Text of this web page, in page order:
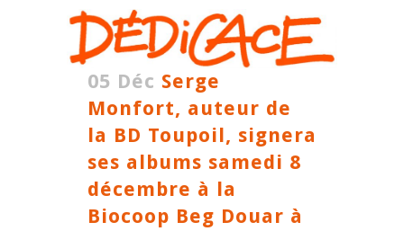
05 Déc Serge
Monfort, auteur de
la BD Toupoil, signera
ses albums samedi 8
décembre à la
Biocoop Beg Douar à